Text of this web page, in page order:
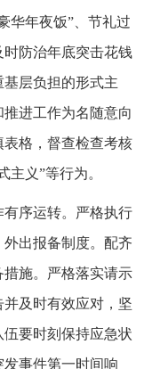
华年夜饭”、节礼过
防治年底突击花钱
层负担的形式主
进工作为名随意向
格，督查检查考核
主义”等行为。
序运转。严格执行
出报备制度。配齐
施。严格落实请示
及时有效应对，坚
要时刻保持应急状
事件第一时间响